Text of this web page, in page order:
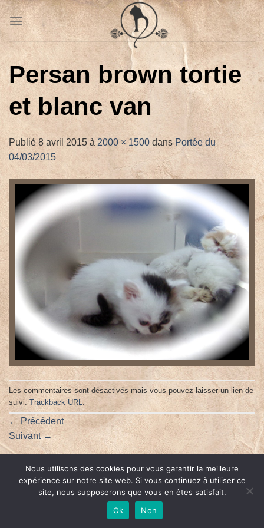
Passer
au
contenu
Persan brown tortie
et blanc van
Publié 8 avril 2015 à 2000 × 1500 dans Portée du
04/03/2015
Les commentaires sont désactivés mais vous pouvez laisser un lien de
suivi:Trackback URL
←Précédent
Suivant→
Tous droits réservés | Le Sanctuaire des Persans d'Avalone
Nous utilisons des cookies pour vous garantir la meilleure
expérience sur notre site web. Si vous continuez à utiliser ce
site, nous supposerons que vous en êtes satisfait.
Ok
Non